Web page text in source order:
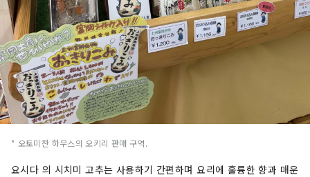
* 오토미찬 하우스의 오키리 판매 구역.
요시다 의 시치미 고추는 사용하기 간편하며 요리에 훌륭한 향과 매운